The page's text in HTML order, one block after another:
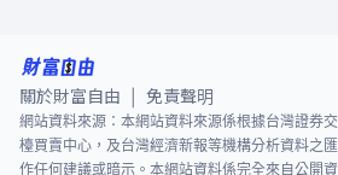
關於財富自由 免責聲明
網站資料來源：本網站資料來源係根據台灣證券
檯買賣中心，及台灣經濟新報等機構分析資料之
作任何建議或暗示。本網站資料係完全來自公開